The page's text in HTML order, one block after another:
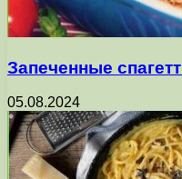
Запеченные
05.08.2024